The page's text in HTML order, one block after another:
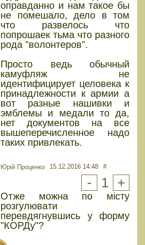
оправданно и нам такое бы
не помешало, дело в том
что развелось что
попрошаек тьма что разного
рода "волонтеров".
Просто ведь обычный
камуфляж не
идентифицирует целовека к
принадлежности к армии а
вот разные нашивки и
эмблемы и медали то да,
нет документов на все
вышеперечисленное надо
таких привлекать.
Юрiй Проценко 15.12.2016 14:48 #
- 1 +
Отже можна по місту
розгулювати
перевдягнувшись у форму
"КОРДу"?